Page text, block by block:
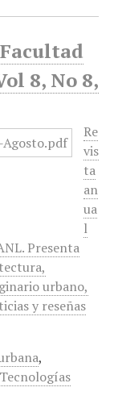
8, No 8,
Re
vis
ta
an
ua
l
Presenta
urbano,
y reseñas
,
Tecnologías